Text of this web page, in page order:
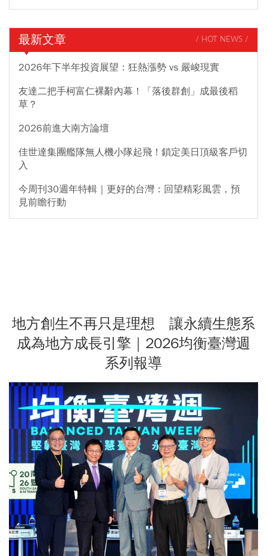
最新文章 / HOT NEWS /
2026年下半年投資展望：狂熱漲勢 vs 嚴峻現實
友達二把手柯富仁裸辭內幕！「落後群創」成最後稻
草？
2026前進大南方論壇
佳世達集團艦隊無人機小隊起飛！鎖定美日頂級客戶切
入
今周刊30週年特輯｜更好的台灣：回望精彩風雲，預
見前瞻行動
地方創生不再只是理想 讓永續生態系
成為地方成長引擎｜2026均衡臺灣週
系列報導